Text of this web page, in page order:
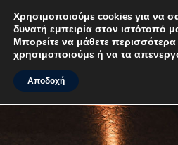
Χρησιμοποιούμε cookies για να
καλύτερη δυνατή εμπειρία στον
Μπορείτε να μάθετε
χρησιμοποιούμε ή να τα
ρυθμίσεις.
Αποδοχή